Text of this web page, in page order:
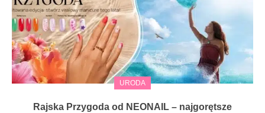
URODA
Rajska Przygoda od NEONAIL – najgorętsze